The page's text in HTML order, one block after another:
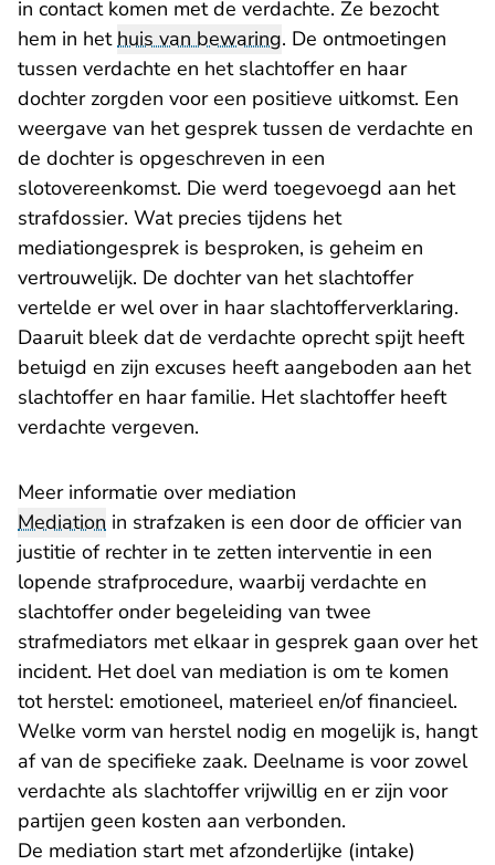
in contact komen met de verdachte. Ze bezocht
hem in hethuis van bewaring. De ontmoetingen
tussen verdachte en het slachtoffer en haar
dochter zorgden voor een positieve uitkomst. Een
weergave van het gesprek tussen de verdachte en
de dochter is opgeschreven in een
slotovereenkomst. Die werd toegevoegd aan het
strafdossier. Wat precies tijdens het
mediationgesprek is besproken, is geheim en
vertrouwelijk. De dochter van het slachtoffer
vertelde er wel over in haar slachtofferverklaring.
Daaruit bleek dat de verdachte oprecht spijt heeft
betuigd en zijn excuses heeft aangeboden aan het
slachtoffer en haar familie. Het slachtoffer heeft
verdachte vergeven.
Meer informatie over mediation
Mediation in strafzaken is een door de officier van
justitie of rechter in te zetten interventie in een
lopende strafprocedure, waarbij verdachte en
slachtoffer onder begeleiding van twee
strafmediators met elkaar in gesprek gaan over het
incident. Het doel van mediation is om te komen
tot herstel: emotioneel, materieel en/of financieel.
Welke vorm van herstel nodig en mogelijk is, hangt
af van de specifieke zaak. Deelname is voor zowel
verdachte als slachtoffer vrijwillig en er zijn voor
partijen geen kosten aan verbonden.
De mediation start met afzonderlijke (intake)